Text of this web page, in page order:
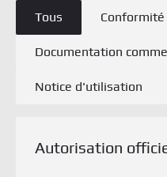
Types de documents
Tous Conformité
Documentation
Notice d'utilisation
Autorisation